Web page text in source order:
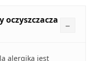
oczyszczacza
alergika jest